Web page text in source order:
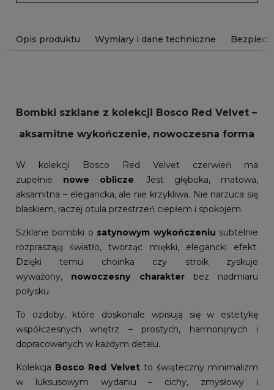
Opis produktu Wymiary i dane techniczne
Bombki szklane z kolekcji Bosco Red Velvet –
aksamitne wykończenie, nowoczesna forma
W kolekcji Bosco Red Velvet czerwień ma
zupełnie nowe oblicze. Jest głęboka, matowa,
aksamitna – elegancka, ale nie krzykliwa. Nie narzuca się
blaskiem, raczej otula przestrzeń ciepłem i spokojem.
Szklane bombki o satynowym wykończeniu subtelnie
rozpraszają światło, tworząc miękki, elegancki efekt.
Dzięki temu choinka czy stroik zyskuje
wyważony, nowoczesny charakterbez nadmiaru
połysku.
To ozdoby, które doskonale wpisują się w estetykę
współczesnych wnętrz – prostych, harmonijnych i
dopracowanych w każdym detalu.
Kolekcja Bosco Red Velvetto świąteczny minimalizm
w luksusowym wydaniu – cichy, zmysłowy i